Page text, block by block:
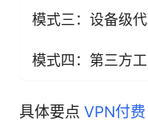
模式三：设备级
模式四：第三方
具体要点 VPN付